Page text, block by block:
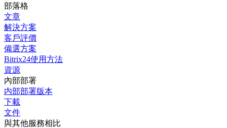
部落格
文章
解決方案
客戶評價
備選方案
Bitrix24使用方法
資源
內部部署
内部部署版本
下載
文件
與其他服務相比